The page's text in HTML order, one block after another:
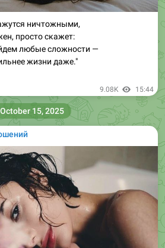
ничтожными,
просто скажет:
любые сложности —
жизни даже."
9.08K 15:44
October 15, 2025